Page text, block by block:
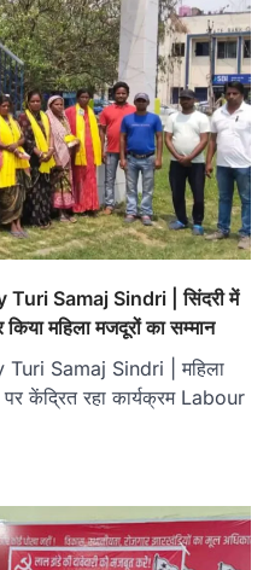
Samaj Sindri | सिंदरी में
महिला मजदूरों का सम्मान
Samaj Sindri | महिला
केंद्रित रहा कार्यक्रम Labour